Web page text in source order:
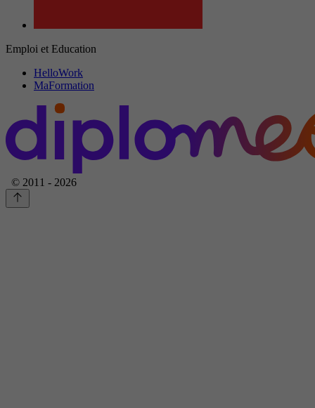
Emploi et Education
HelloWork
MaFormation
© 2011 - 2026